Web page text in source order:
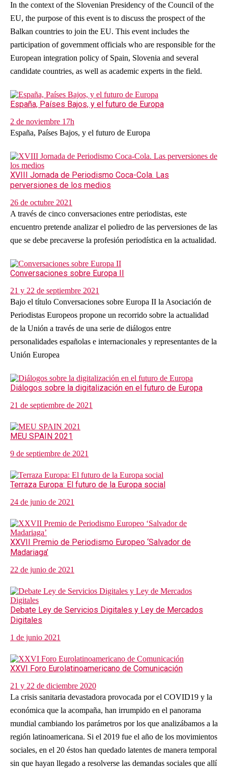
In the context of the Slovenian Presidency of the Council of the
EU, the purpose of this event is to discuss the prospect of the
Balkan countries to join the EU. This event includes the
participation of government officials who are responsible for the
European integration policy of Spain, Slovenia and several
candidate countries, as well as academic experts in the field.
España, Países Bajos, y el futuro de Europa
2 de noviembre 17h
España, Países Bajos, y el futuro de Europa
XVIII Jornada de Periodismo Coca-Cola. Las
perversiones de los medios
26 de octubre 2021
A través de cinco conversaciones entre periodistas, este
encuentro pretende analizar el poliedro de las perversiones de las
que se debe precaverse la profesión periodística en la actualidad.
Conversaciones sobre Europa II
21 y 22 de septiembre 2021
Bajo el título Conversaciones sobre Europa II la Asociación de
Periodistas Europeos propone un recorrido sobre la actualidad
de la Unión a través de una serie de diálogos entre
personalidades españolas e internacionales y representantes de la
Unión Europea
Diálogos sobre la digitalización en el futuro de Europa
21 de septiembre de 2021
MEU SPAIN 2021
9 de septiembre de 2021
Terraza Europa: El futuro de la Europa social
24 de junio de 2021
XXVII Premio de Periodismo Europeo ‘Salvador de
Madariaga’
22 de junio de 2021
Debate Ley de Servicios Digitales y Ley de Mercados
Digitales
1 de junio 2021
XXVI Foro Eurolatinoamericano de Comunicación
21 y 22 de diciembre 2020
La crisis sanitaria devastadora provocada por el COVID19 y la
económica que la acompaña, han irrumpido en el panorama
mundial cambiando los parámetros por los que analizábamos a la
región latinoamericana. Si el 2019 fue el año de los movimientos
sociales, en el 20 éstos han quedado latentes de manera temporal
sin que hayan llegado a resolverse las demandas sociales que allí